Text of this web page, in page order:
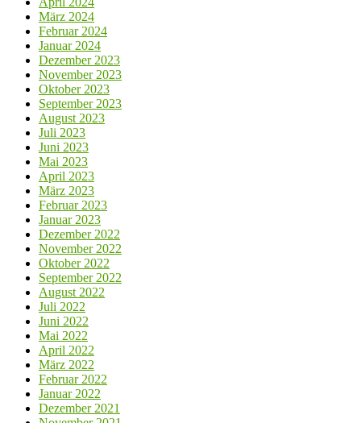
März 2024
Februar 2024
Januar 2024
Dezember 2023
November 2023
Oktober 2023
September 2023
August 2023
Juli 2023
Juni 2023
Mai 2023
April 2023
März 2023
Februar 2023
Januar 2023
Dezember 2022
November 2022
Oktober 2022
September 2022
August 2022
Juli 2022
Juni 2022
Mai 2022
April 2022
März 2022
Februar 2022
Januar 2022
Dezember 2021